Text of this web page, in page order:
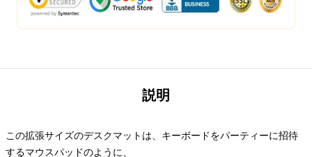
説明
この拡張サイズのデスクマットは、キーボードをパーティーに招待
するマウスパッドのように、